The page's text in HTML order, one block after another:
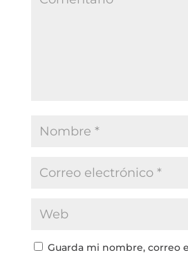
Guarda mi nombre, correo